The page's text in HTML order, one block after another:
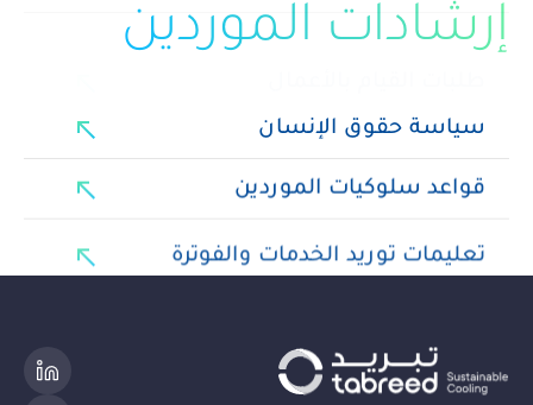
إرشادات الموردين
سياسة حقوق الإنسان north_east
قواعد سلوكيات الموردين north_east
تعليمات توريد الخدمات والفوترة north_east